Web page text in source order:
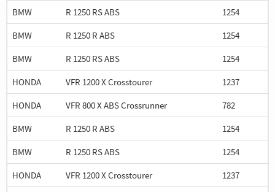
BMW
R 1250 RS ABS
1254
BMW
R 1250 R ABS
1254
BMW
R 1250 RS ABS
1254
HONDA
VFR 1200 X Crosstourer
1237
HONDA
VFR 800 X ABS Crossrunner
782
BMW
R 1250 R ABS
1254
BMW
R 1250 RS ABS
1254
HONDA
VFR 1200 X Crosstourer 1237